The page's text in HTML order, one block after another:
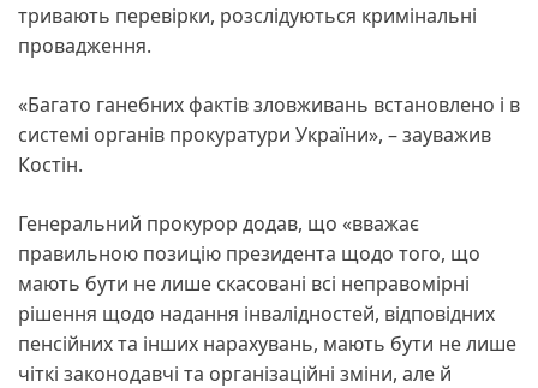
тривають перевірки, розслідуються кримінальні
провадження.
«Багато ганебних фактів зловживань встановлено і в
системі органів прокуратури України», – зауважив
Костін.
Генеральний прокурор додав, що «вважає
правильною позицію президента щодо того, що
мають бути не лише скасовані всі неправомірні
рішення щодо надання інвалідностей, відповідних
пенсійних та інших нарахувань, мають бути не лише
чіткі законодавчі та організаційні зміни, але й